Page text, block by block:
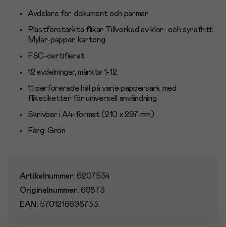
Avdelare för dokument och pärmar
Plastförstärkta flikar Tillverkad av klor- och syrafritt
Mylar-papper, kartong
FSC-certifierat
12 avdelningar, märkta 1-12
11 perforerade hål på varje pappersark med
fliketiketter för universell användning
Skrivbar i A4-format (210 x 297 mm)
Färg: Grön
Artikelnummer: 6207534
Originalnummer: 69873
EAN: 5701216698733